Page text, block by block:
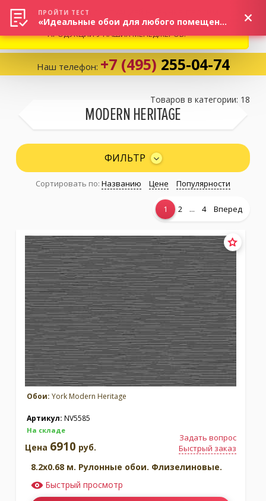
Избранное:0 товаров
Каталог
Личный кабинет
Москва (сменить город)
Заказать обратный звонок
Наш телефон: +7 (495) 255-04-74
MODERN HERITAGE
Товаров в категории: 18
ФИЛЬТР
Сортировать по: Названию Цене Популярности
1 2 ... 4 Вперед
Обои: York Modern Heritage
Артикул: NV5585
На складе
Задать вопрос
Быстрый заказ
Цена 6910 руб.
8.2x0.68 м. Рулонные обои. Флизелиновые.
Быстрый просмотр
ВНИМАНИЕ! В СВЯЗИ С СИТУАЦИЕЙ НА РЫНКЕ, ПРОСИМ
УТОЧНЯТЬ АКТУАЛЬНУЮ СТОИМОСТЬ И НАЛИЧИЕ
ПРОДУКЦИИ У НАШИХ МЕНЕДЖЕРОВ.
ПРОЙТИ ТЕСТ
«Идеальные обои для любого помещения!»